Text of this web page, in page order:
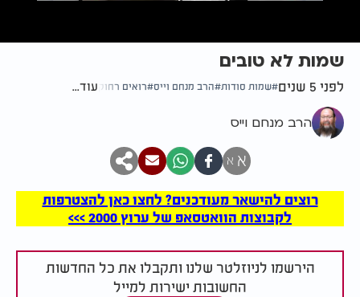
שמות לא טובים
לפני 5 שנים שמות סודות הרב מנחם וייס רואים רחוק עוד...
הרב מנחם וייס
א א
רוצים להישאר מעודכנים? לחצו כאן להצטרפות
לקבוצות הוואטסאפ של ערוץ 2000 >>>
הירשמו לניוזלטר שלנו ותקבלו את כל החדשות
החשובות ישירות למייל